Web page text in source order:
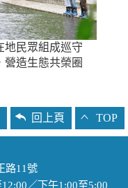
民眾組成巡守
營造生態共榮圈
回上頁 TOP
路11號
／下午1:00至5:00